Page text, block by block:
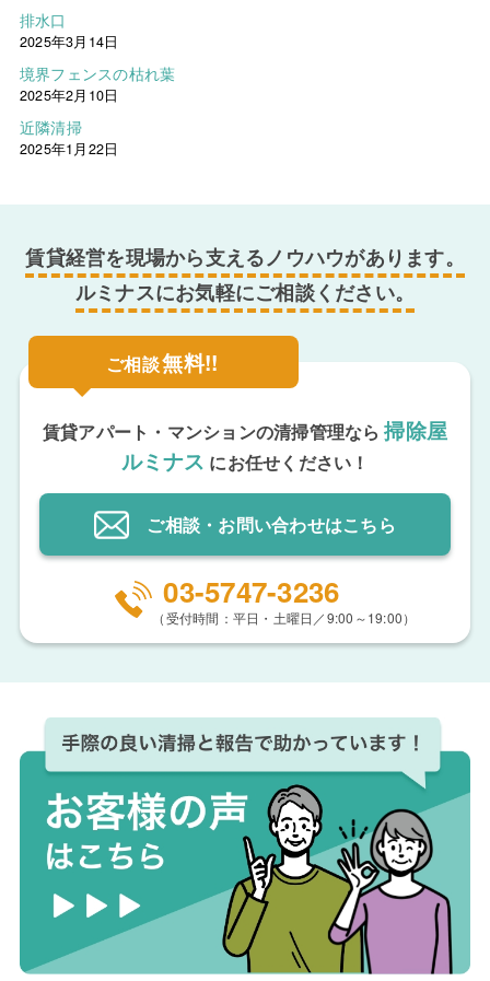
排水口
2025年3月14日
境界フェンスの枯れ葉
2025年2月10日
近隣清掃
2025年1月22日
賃貸経営を現場から支えるノウハウがあります。
ルミナスにお気軽にご相談ください。
ご相談無料!!
賃貸アパート・マンションの清掃管理なら 掃除屋
ルミナス にお任せください！
ご相談・お問い合わせはこちら
03-5747-3236
（受付時間：平日・土曜日／9:00～19:00）